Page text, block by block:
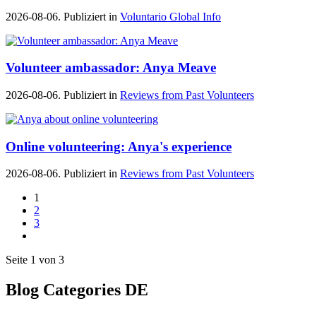
2026-08-06. Publiziert in Voluntario Global Info
Volunteer ambassador: Anya Meave
2026-08-06. Publiziert in Reviews from Past Volunteers
Online volunteering: Anya's experience
2026-08-06. Publiziert in Reviews from Past Volunteers
1
2
3
Seite 1 von 3
Blog Categories DE